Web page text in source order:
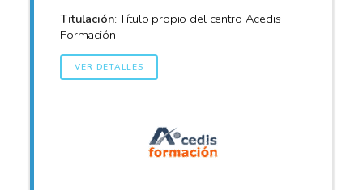
Titulación: Título propio del centro Acedis
Formación
VER DETALLES